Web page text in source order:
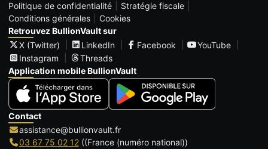
Politique de confidentialité
Stratégie fiscale
Conditions générales
Cookies
Retrouvez BullionVault sur
X (Twitter)
LinkedIn Facebook
YouTube
Instagram
Threads
Application mobile BullionVault
Contact
assistance@bullionvault.fr
03 67 75 02 12((France (numéro national))